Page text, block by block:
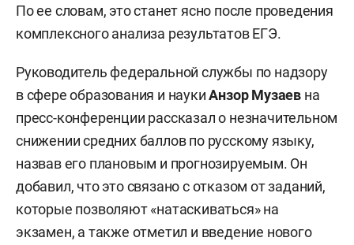
По ее словам, это станет ясно после проведения
комплексного анализа результатов ЕГЭ.
Руководитель федеральной службы по надзору
в сфере образования и наукиАнзор Музаев на
пресс-конференции рассказал о незначительном
снижении средних баллов по русскому языку,
назвав его плановым и прогнозируемым. Он
добавил, что это связано с отказом от заданий,
которые позволяют «натаскиваться» на
экзамен, а также отметил и введение нового